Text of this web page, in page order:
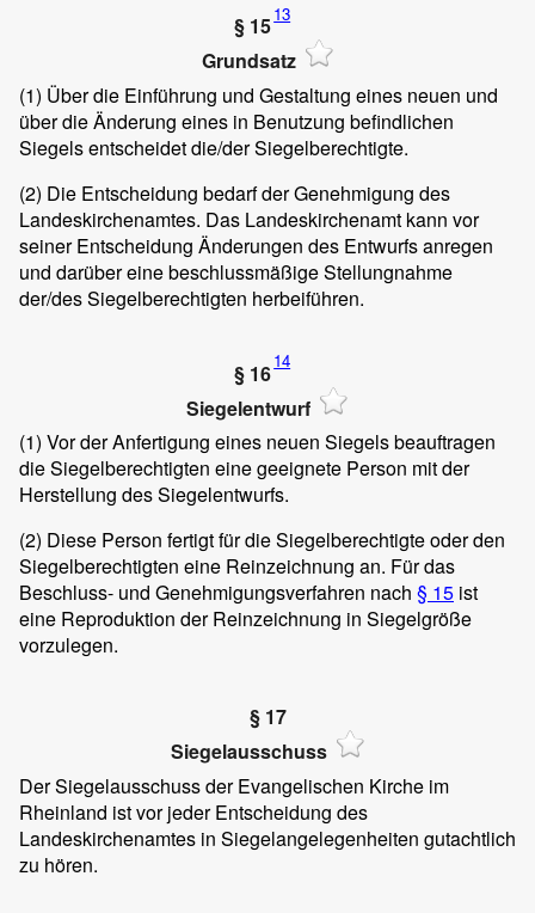
§ 1513
Grundsatz
(1) Über die Einführung und Gestaltung eines neuen und
über die Änderung eines in Benutzung befindlichen
Siegels entscheidet die/der Siegelberechtigte.
(2) Die Entscheidung bedarf der Genehmigung des
Landeskirchenamtes. Das Landeskirchenamt kann vor
seiner Entscheidung Änderungen des Entwurfs anregen
und darüber eine beschlussmäßige Stellungnahme
der/des Siegelberechtigten herbeiführen.
§ 1614
Siegelentwurf
(1) Vor der Anfertigung eines neuen Siegels beauftragen
die Siegelberechtigten eine geeignete Person mit der
Herstellung des Siegelentwurfs.
(2) Diese Person fertigt für die Siegelberechtigte oder den
Siegelberechtigten eine Reinzeichnung an. Für das
Beschluss- und Genehmigungsverfahren nach § 15 ist
eine Reproduktion der Reinzeichnung in Siegelgröße
vorzulegen.
§ 17
Siegelausschuss
Der Siegelausschuss der Evangelischen Kirche im
Rheinland ist vor jeder Entscheidung des
Landeskirchenamtes in Siegelangelegenheiten gutachtlich
zu hören.